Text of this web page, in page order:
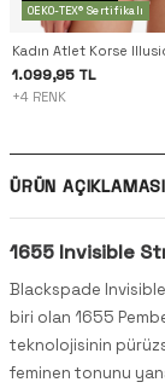
OEKO-TEX® Sertifikalı
Kadın Atlet Korse
1.099,95 TL
+4 RENK
ÜRÜN AÇIKLAMASI
1655 Invisible
Blackspade
biri olan 1655
teknolojisinin
feminen tonunu